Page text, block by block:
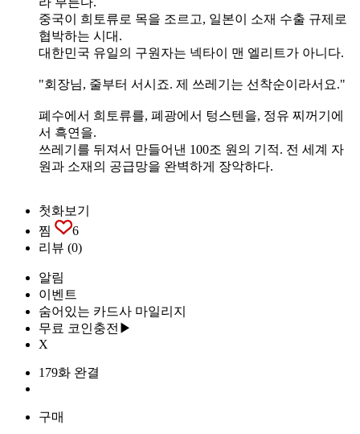
중국이 희토류로 목을 조르고, 일본이 소재 수출 규제로
협박하는 시대.
대한민국 유일의 구원자는 넥타이 맨 엘리트가 아니다.
"회장님, 줄부터 서시죠. 제 쓰레기는 선착순이라서요."
폐수에서 희토류를, 폐광에서 텅스텐을, 정유 찌꺼기에
서 흑연을.
쓰레기를 뒤져서 만들어낸 100조 원의 기적. 전 세계 자
원과 소재의 공급망을 완벽하게 장악하다.
첫화보기
찜
6
리뷰 (0)
알림
이벤트
숨어있는 카드사 마일리지
무료 코인충전▶
X
179화 완결
구매